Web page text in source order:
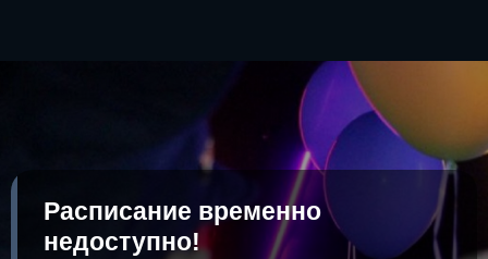
Расписание временно
недоступно!